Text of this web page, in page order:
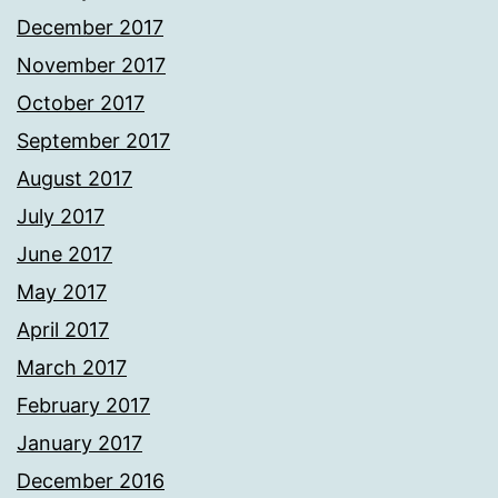
December 2017
November 2017
October 2017
September 2017
August 2017
July 2017
June 2017
May 2017
April 2017
March 2017
February 2017
January 2017
December 2016